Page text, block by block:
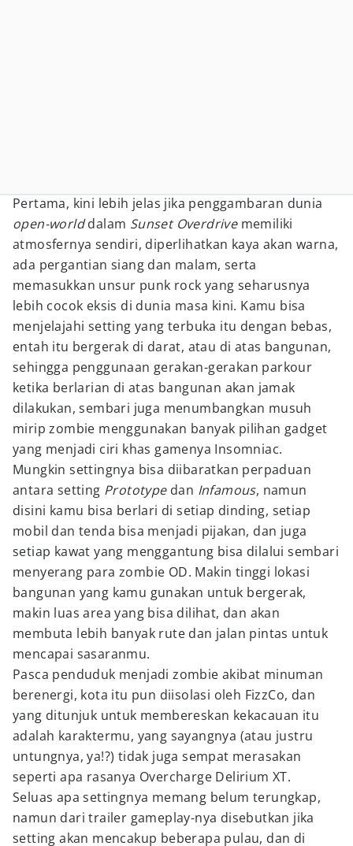
Pertama, kini lebih jelas jika penggambaran dunia
open-worlddalam Sunset Overdrivememiliki
atmosfernya sendiri, diperlihatkan kaya akan warna,
ada pergantian siang dan malam, serta
memasukkan unsur punk rock yang seharusnya
lebih cocok eksis di dunia masa kini. Kamu bisa
menjelajahi setting yang terbuka itu dengan bebas,
entah itu bergerak di darat, atau di atas bangunan,
sehingga penggunaan gerakan-gerakan parkour
ketika berlarian di atas bangunan akan jamak
dilakukan, sembari juga menumbangkan musuh
mirip zombie menggunakan banyak pilihan gadget
yang menjadi ciri khas gamenya Insomniac.
Mungkin settingnya bisa diibaratkan perpaduan
antara setting Prototypedan Infamous, namun
disini kamu bisa berlari di setiap dinding, setiap
mobil dan tenda bisa menjadi pijakan, dan juga
setiap kawat yang menggantung bisa dilalui sembari
menyerang para zombie OD. Makin tinggi lokasi
bangunan yang kamu gunakan untuk bergerak,
makin luas area yang bisa dilihat, dan akan
membuta lebih banyak rute dan jalan pintas untuk
mencapai sasaranmu.
Pasca penduduk menjadi zombie akibat minuman
berenergi, kota itu pun diisolasi oleh FizzCo, dan
yang ditunjuk untuk membereskan kekacauan itu
adalah karaktermu, yang sayangnya (atau justru
untungnya, ya!?) tidak juga sempat merasakan
seperti apa rasanya Overcharge Delirium XT.
Seluas apa settingnya memang belum terungkap,
namun dari trailer gameplay-nya disebutkan jika
setting akan mencakup beberapa pulau, dan di